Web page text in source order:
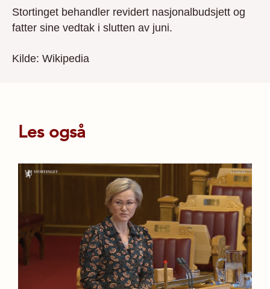
Stortinget behandler revidert nasjonalbudsjett og
fatter sine vedtak i slutten av juni.
Kilde: Wikipedia
Les også